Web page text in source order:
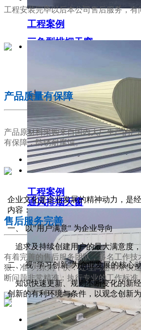
三角型排烟天窗
通风排烟天窗
工程案例
工程案例
工程安装完毕以后本公司售后服务，
产品质量有保障
产品原材料采购来自国内大厂生产的
有保障，防锈耐腐蚀。
03
售后服务完善
有着完善的售后服务团队，多名工作
狠、准"为原则，快：处理问题非常快
断问题非常精准；执行专业的工作标
企业文化是企业发展的精神动力，是
内容：
一、 以"用户满意" 为企业导向
追求及持续创建用户的最大满意度
二、 视"学习创新"为企业发展的核心
知识快速更新、规则不断变化的新经
创新的有利环境与条件，以观念创新